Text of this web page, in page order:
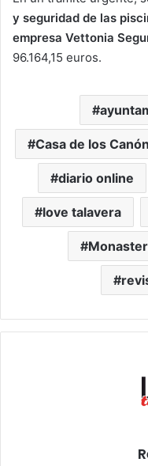
y seguridad de las
empresa Vettonia
96.164,15 euros.
Casa de los
diario online
love talavera